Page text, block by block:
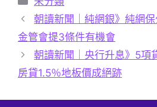
類
朝讀新聞｜純網銀》純網
金管會提3條件有機會
朝讀新聞｜央行升息》5項
房貸1.5％地板價成絕跡